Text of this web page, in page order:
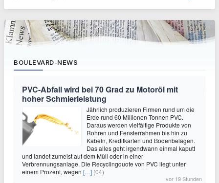
BOULEVARD-NEWS
PVC-Abfall wird bei 70 Grad zu Motoröl mit
hoher Schmierleistung
Jährlich produzieren Firmen rund um die
Erde rund 60 Millionen Tonnen PVC.
Daraus werden vielfältige Produkte von
Rohren und Fensterrahmen bis hin zu
Kabeln, Kreditkarten und Bodenbelägen.
Das alles geht irgendwann einmal kaputt
und landet zumeist auf dem Müll oder in einer
Verbrennungsanlage. Die Recyclingquote von PVC liegt unter
einem Prozent, wegen […] (04)
vor 19 Stunden